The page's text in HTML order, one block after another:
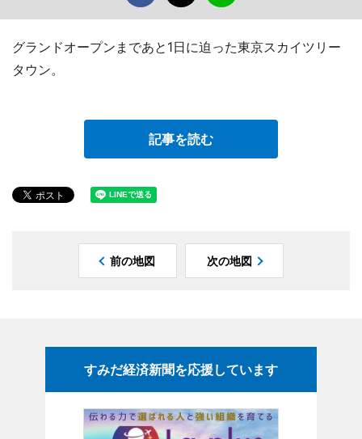
グランドオープンまであと1日に迫った東京スカイツリー
タウン。
記事を読む
前の地図 次の地図
すみだ経済新聞を応援しています